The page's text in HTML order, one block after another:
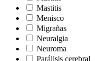
Mastitis
Menisco
Migrañas
Neuralgia
Neuroma
Parálisis cerebral